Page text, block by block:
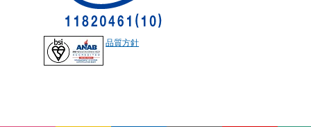
品質方針